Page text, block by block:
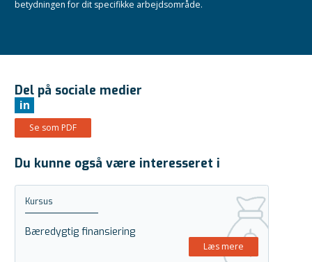
betydningen for dit specifikke arbejdsområde.
Del på sociale medier
in
Se som PDF
Du kunne også være interesseret i
Kursus
Bæredygtig finansiering
Læs mere